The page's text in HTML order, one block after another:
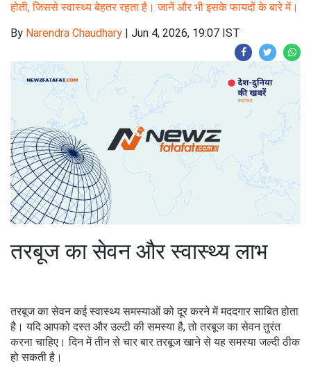
होती, जिससे स्वास्थ्य बेहतर रहता है। जानें और भी इसके फायदों के बारे में।
By Narendra Chaudhary | Jun 4, 2026, 19:07 IST
तरबूज का सेवन और स्वास्थ्य लाभ
तरबूज का सेवन कई स्वास्थ्य समस्याओं को दूर करने में मददगार साबित होता
है। यदि आपको दस्त और उल्टी की समस्या है, तो तरबूज का सेवन तुरंत
करना चाहिए। दिन में तीन से चार बार तरबूज खाने से यह समस्या जल्दी ठीक
हो सकती है।